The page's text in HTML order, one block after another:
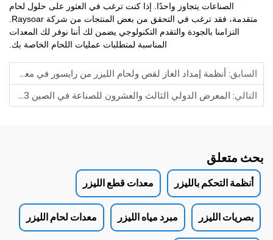
الصناعات يتجاوز واحدًا. إذا كنت ترغب في العثور على حلول لحام
التزامنا بالجودة والتقدم التكنولوجي يضمن لك أننا نوفر لك المعدات
المناسبة لمتطلبات عمليات اللحام الخاصة بك.
السابق: أنظمة إمداد الغاز لقص ولحام الليزر من رايسور في معرض الصين الدولي الصناعي 2024
التالي: المعرض الدولي الثالث والعشرون للصناعة في الصين 2023
بحث متعلق
أنظمة التحكم بالليزر معدات قطع الليزر
بصريات الليزر مبرد مياه الليزر معدات لحام الليزر